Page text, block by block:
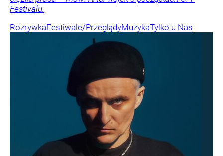
Festivalu.
RozrywkaFestiwale/PrzeglądyMuzykaTylko u Nas